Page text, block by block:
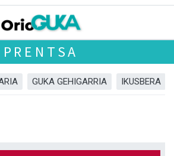
PRENTSA
GUKA GEHIGARRIA IKUSBERA